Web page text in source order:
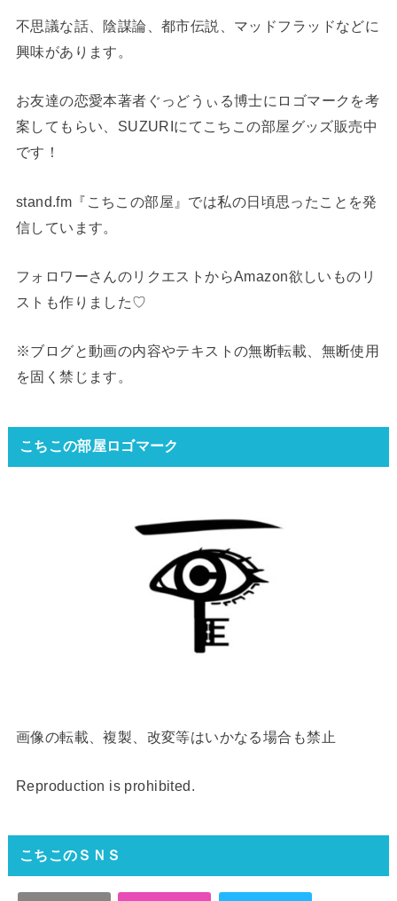
不思議な話、陰謀論、都市伝説、マッドフラッドなどに
興味があります。
お友達の恋愛本著者ぐっどうぃる博士にロゴマークを考
案してもらい、SUZURIにてこちこの部屋グッズ販売中
です！
stand.fm『こちこの部屋』では私の日頃思ったことを発
信しています。
フォロワーさんのリクエストからAmazon欲しいものリ
ストも作りました♡
※ブログと動画の内容やテキストの無断転載、無断使用
を固く禁じます。
こちこの部屋ロゴマーク
画像の転載、複製、改変等はいかなる場合も禁止
Reproduction is prohibited.
こちこのＳＮＳ